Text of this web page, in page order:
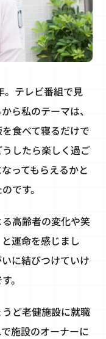
。テレビ番組で見
ら私のテーマは、
食べて寝るだけで
したら楽しく過ご
ってもらえるかと
です。
高齢者の変化や笑
運命を感じまし
に結びつけていけ
。
ど老健施設に就職
施設のオーナーに